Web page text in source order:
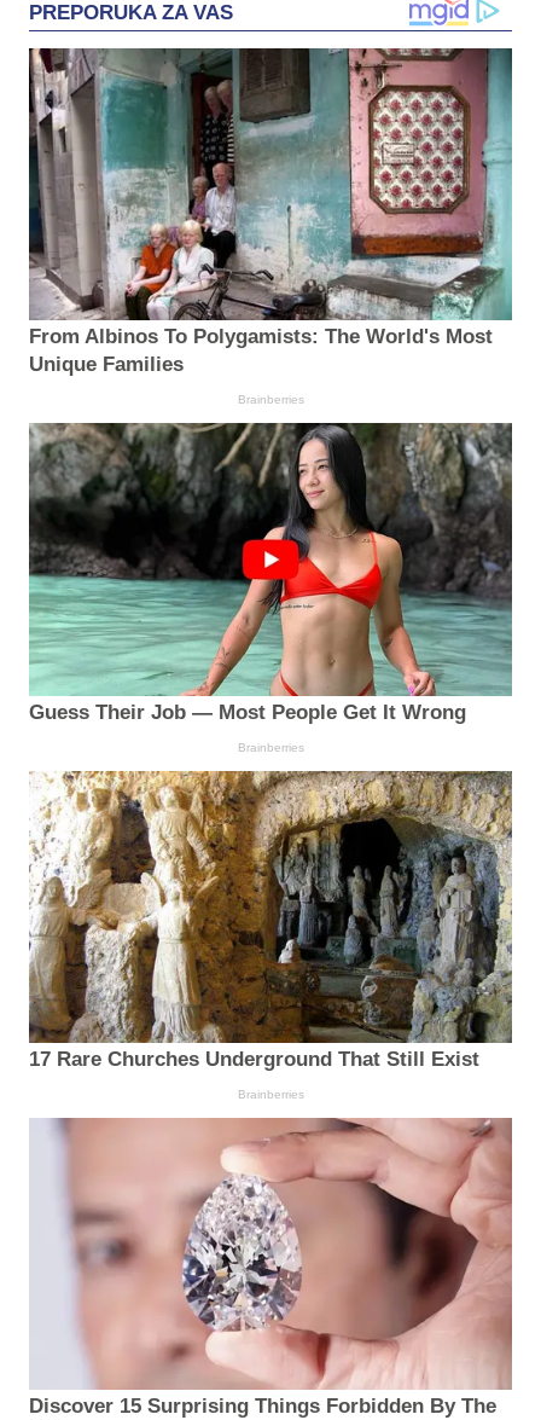
PREPORUKA ZA VAS
From Albinos To Polygamists: The World's Most
Unique Families
Brainberries
Guess Their Job — Most People Get It Wrong
Brainberries
17 Rare Churches Underground That Still Exist
Brainberries
Discover 15 Surprising Things Forbidden By The